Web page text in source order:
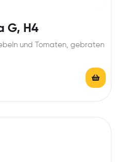
G, H4
und Tomaten, gebraten